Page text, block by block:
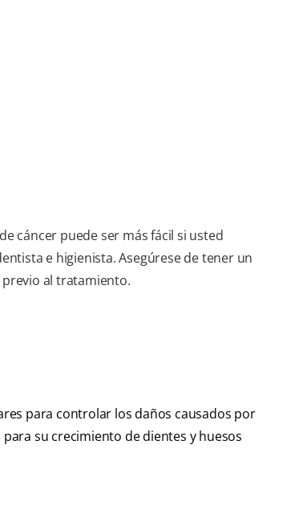
cáncer puede ser más fácil si usted
e higienista. Asegúrese de tener un
al tratamiento.
para controlar los daños causados por
su crecimiento de dientes y huesos